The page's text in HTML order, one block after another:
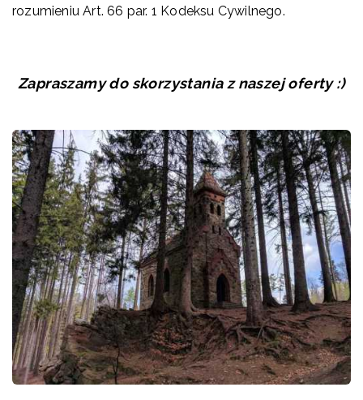
rozumieniu Art. 66 par. 1 Kodeksu Cywilnego.
Zapraszamy do skorzystania z naszej oferty :)